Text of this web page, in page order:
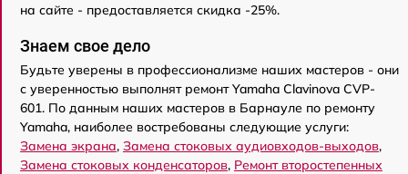
на сайте - предоставляется скидка -25%.
Знаем свое дело
Будьте уверены в профессионализме наших мастеров - они
с уверенностью выполнят ремонт Yamaha Clavinova CVP-
601. По данным наших мастеров в Барнауле по ремонту
Yamaha, наиболее востребованы следующие услуги:
Замена экрана, Замена стоковых аудиовходов-выходов,
Замена стоковых конденсаторов, Ремонт второстепенных